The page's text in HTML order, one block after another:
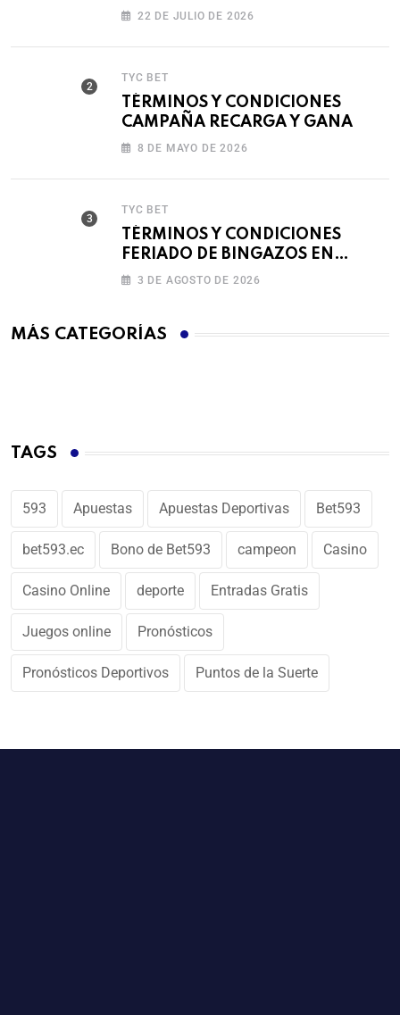
🎰 22 DE JULIO DE 2026
TYC BET
TÉRMINOS Y CONDICIONES
CAMPAÑA RECARGA Y GANA
8 DE MAYO DE 2026
TYC BET
TÉRMINOS Y CONDICIONES
FERIADO DE BINGAZOS EN
BET593
3 DE AGOSTO DE 2026
MÁS CATEGORÍAS
TAGS
593 Apuestas Apuestas Deportivas Bet593
bet593.ec Bono de Bet593 campeon Casino
Casino Online deporte Entradas Gratis
Juegos online Pronósticos
Pronósticos Deportivos Puntos de la Suerte